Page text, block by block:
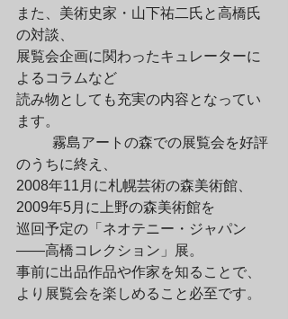
また、美術史家・山下祐二氏と高橋氏
の対談、
展覧会企画に関わったキュレーターに
よるコラムなど
読み物としても充実の内容となってい
ます。
のうちに終え、
2008年11月に札幌芸術の森美術館、
2009年5月に上野の森美術館を
巡回予定の「ネオテニー・ジャパン
――高橋コレクション」展。
事前に出品作品や作家を知ることで、
より展覧会を楽しめること必至です。